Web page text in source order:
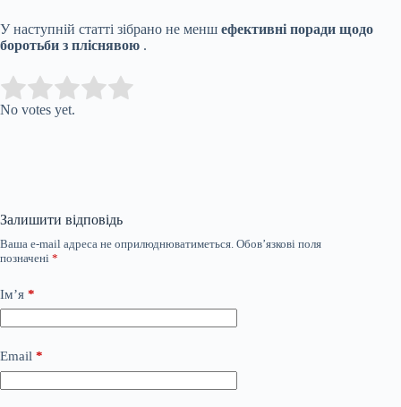
У наступній статті зібрано не менш ефективні поради щодо
боротьби з пліснявою .
Rate this item:
No votes yet.
Залишити відповідь
Ваша e-mail адреса не оприлюднюватиметься. Обов’язкові поля
позначені *
Ім’я *
Email *